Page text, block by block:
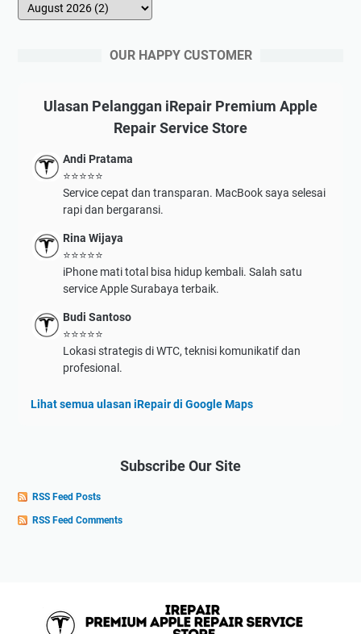
OUR HAPPY CUSTOMER
Ulasan Pelanggan iRepair Premium Apple
Repair Service Store
Andi Pratama
⭐⭐⭐⭐⭐
Service cepat dan transparan. MacBook saya selesai
rapi dan bergaransi.
Rina Wijaya
⭐⭐⭐⭐⭐
iPhone mati total bisa hidup kembali. Salah satu
service Apple Surabaya terbaik.
Budi Santoso
⭐⭐⭐⭐⭐
Lokasi strategis di WTC, teknisi komunikatif dan
profesional.
Lihat semua ulasan iRepair di Google Maps
Subscribe Our Site
RSS Feed Posts
RSS Feed Comments